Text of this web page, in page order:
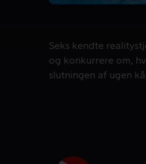
Seks kendte
Seks kendte
og konkurrere om,
slutningen af ugen